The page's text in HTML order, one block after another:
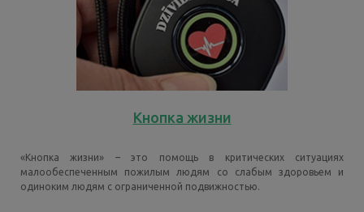
Кнопка жизни
«Кнопка жизни» – это помощь в критических ситуациях
малообеспеченным пожилым людям со слабым здоровьем и
одиноким людям с ограниченной подвижностью.